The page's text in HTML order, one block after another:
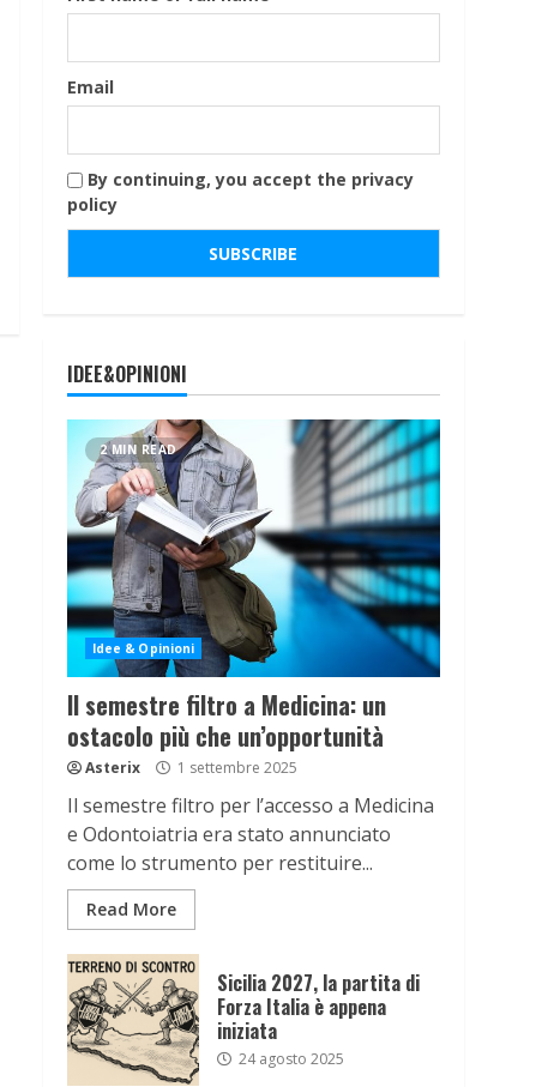
Email
By continuing, you accept the privacy
policy
IDEE&OPINIONI
2 MIN READ
Idee & Opinioni
Il semestre filtro a Medicina: un
ostacolo più che un’opportunità
Asterix 1 settembre 2025
Il semestre filtro per l’accesso a Medicina
e Odontoiatria era stato annunciato
come lo strumento per restituire...
Read More
Sicilia 2027, la partita di
Forza Italia è appena
iniziata
24 agosto 2025